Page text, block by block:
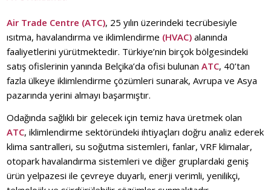
Air Trade Centre (ATC), 25 yılın üzerindeki tecrübesiyle
ısıtma, havalandırma ve iklimlendirme (HVAC) alanında
faaliyetlerini yürütmektedir. Türkiye’nin birçok bölgesindeki
satış ofislerinin yanında Belçika’da ofisi bulunanATC, 40’tan
fazla ülkeye iklimlendirme çözümleri sunarak, Avrupa ve Asya
pazarında yerini almayı başarmıştır.
Odağında sağlıklı bir gelecek için temiz hava üretmek olan
ATC, iklimlendirme sektöründeki ihtiyaçları doğru analiz ederek
klima santralleri, su soğutma sistemleri, fanlar, VRF klimalar,
otopark havalandırma sistemleri ve diğer gruplardaki geniş
ürün yelpazesi ile çevreye duyarlı, enerji verimli, yenilikçi,